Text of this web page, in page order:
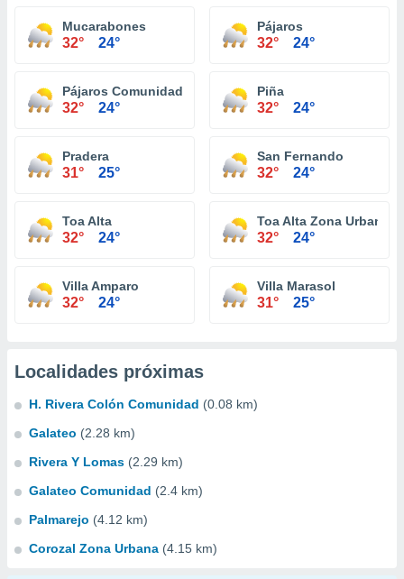
Mucarabones
32° 24°
Pájaros
32° 24°
Pájaros Comunidad
32° 24°
Piña
32° 24°
Pradera
31° 25°
San Fernando
32° 24°
Toa Alta
32° 24°
Toa Alta Zona Urbana
32° 24°
Villa Amparo
32° 24°
Villa Marasol
31° 25°
Localidades próximas
H. Rivera Colón Comunidad (0.08 km)
Galateo (2.28 km)
Rivera Y Lomas (2.29 km)
Galateo Comunidad (2.4 km)
Palmarejo (4.12 km)
Corozal Zona Urbana (4.15 km)